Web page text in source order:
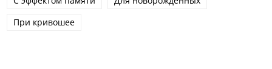
При кривошее